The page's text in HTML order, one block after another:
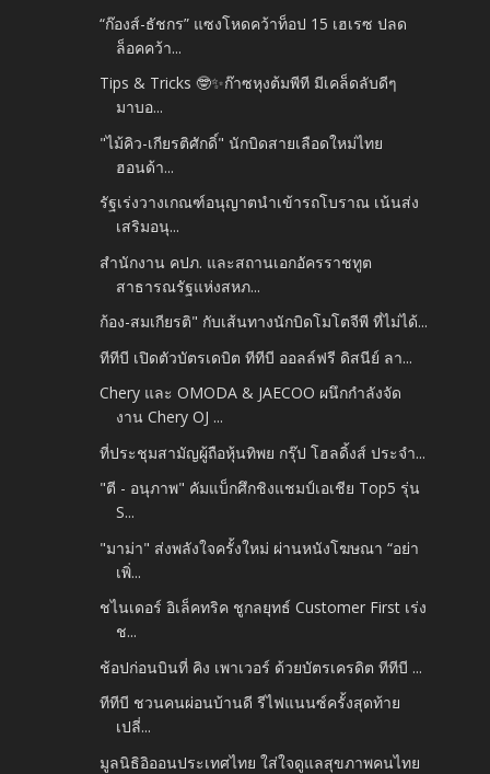
“ก๊องส์-ธัชกร” แซงโหดคว้าท็อป 15 เฮเรซ ปลด
ล็อคคว้า...
Tips & Tricks 🤓✨ก๊าซหุงต้มพีที มีเคล็ดลับดีๆ
มาบอ...
"ไม้คิว-เกียรติศักดิ์" นักบิดสายเลือดใหม่ไทย
ฮอนด้า...
รัฐเร่งวางเกณฑ์อนุญาตนำเข้ารถโบราณ เน้นส่ง
เสริมอนุ...
สำนักงาน คปภ. และสถานเอกอัครราชทูต
สาธารณรัฐแห่งสหภ...
ก้อง-สมเกียรติ" กับเส้นทางนักบิดโมโตจีพี ที่ไม่ได้...
ทีทีบี เปิดตัวบัตรเดบิต ทีทีบี ออลล์ฟรี ดิสนีย์ ลา...
Chery และ OMODA & JAECOO ผนึกกำลังจัด
งาน Chery OJ ...
ที่ประชุมสามัญผู้ถือหุ้นทิพย กรุ๊ป โฮลดิ้งส์ ประจำ...
"ตี - อนุภาพ" คัมแบ็กศึกชิงแชมป์เอเชีย Top5 รุ่น
S...
"มาม่า" ส่งพลังใจครั้งใหม่ ผ่านหนังโฆษณา “อย่า
เพิ่...
ชไนเดอร์ อิเล็คทริค ชูกลยุทธ์ Customer First เร่ง
ช...
ช้อปก่อนบินที่ คิง เพาเวอร์ ด้วยบัตรเครดิต ทีทีบี ...
ทีทีบี ชวนคนผ่อนบ้านดี รีไฟแนนซ์ครั้งสุดท้าย
เปลี่...
มูลนิธิอิออนประเทศไทย ใส่ใจดูแลสุขภาพคนไทย